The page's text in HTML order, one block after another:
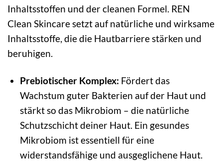
Inhaltsstoffen und der cleanen Formel. REN
Clean Skincare setzt auf natürliche und wirksame
Inhaltsstoffe, die die Hautbarriere stärken und
beruhigen.
Prebiotischer Komplex: Fördert das
Wachstum guter Bakterien auf der Haut und
stärkt so das Mikrobiom – die natürliche
Schutzschicht deiner Haut. Ein gesundes
Mikrobiom ist essentiell für eine
widerstandsfähige und ausgeglichene Haut.